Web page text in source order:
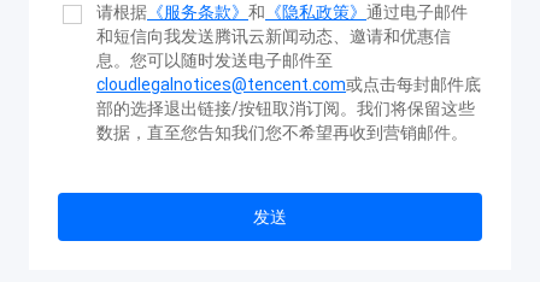
请根据 《服务条款》 和 《隐私政策》 通过电子邮件
和短信向我发送腾讯云新闻动态、邀请和优惠信
息。 您可以随时发送电子邮件至
cloudlegalnotices@tencent.com或点击每封邮件底
部的选择退出链接/按钮取消订阅。我们将保留这些
数据，直至您告知我们您不希望再收到营销邮件。
发送